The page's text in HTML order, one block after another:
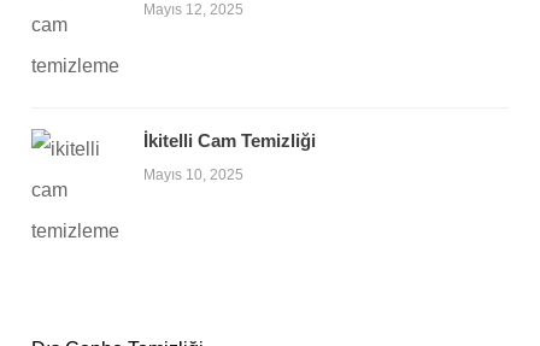
Mayıs 12, 2025
İkitelli Cam Temizliği
Mayıs 10, 2025